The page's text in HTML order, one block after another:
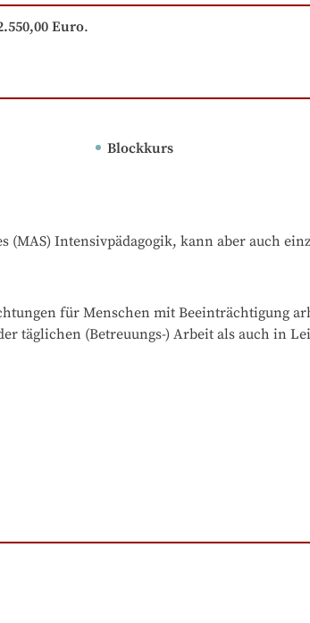
Euro.
Blockkurs
(MAS) Intensivpädagogik, kann aber auch
für Menschen mit Beeinträchtigung
täglichen (Betreuungs-) Arbeit als auch in